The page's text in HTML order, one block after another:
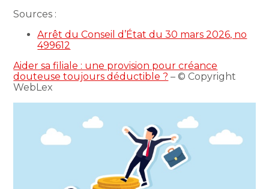
Sources :
Arrêt du Conseil d’État du 30 mars 2026, no
499612
Aider sa filiale : une provision pour créance
douteuse toujours déductible ? – © Copyright
WebLex